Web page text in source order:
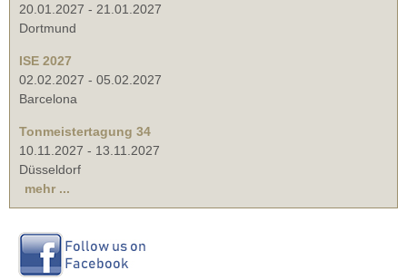
20.01.2027 - 21.01.2027
Dortmund
ISE 2027
02.02.2027 - 05.02.2027
Barcelona
Tonmeistertagung 34
10.11.2027 - 13.11.2027
Düsseldorf
mehr ...